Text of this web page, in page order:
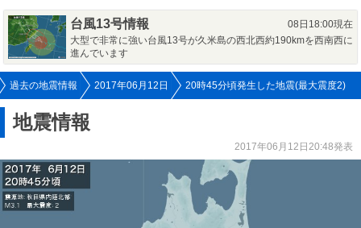
台風13号情報
08日18:00現在
大型で非常に強い台風13号が久米島の西北西約190kmを西南西に
進んでいます
過去の地震情報 2017年06月12日 20時45分頃発生した地震(最大震度2)
地震情報
2017年06月12日20:48発表